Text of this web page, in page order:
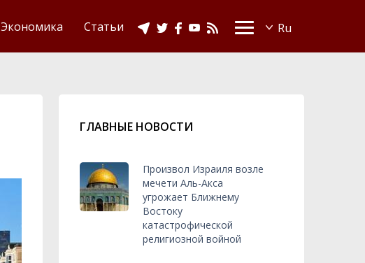
Экономика Статьи
ГЛАВНЫЕ НОВОСТИ
Произвол Израиля возле
мечети Аль-Акса
угрожает Ближнему
Востоку
катастрофической
религиозной войной